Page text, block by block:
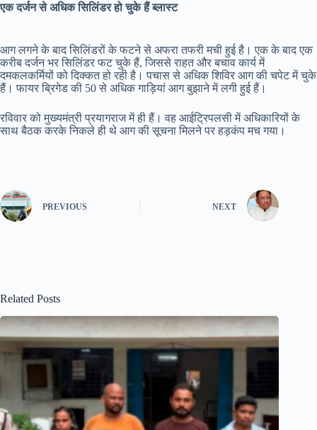
एक दर्जन से अधिक सिलिंडर हो चुके हैं ब्लास्ट
आग लगने के बाद सिलिंडरों के फटने से अफरा तफरी मची हुई है। एक के बाद एक
करीब दर्जन भर सिलिंडर फट चुके हैं, जिससे राहत और बचाव कार्य में
दमकलकर्मियों को दिक्कत हो रही है। पचास से अधिक शिविर आग की चपेट में चुके
हैं। फायर ब्रिगेड की 50 से अधिक गाड़ियां आग बुझाने में लगी हुई हैं।
रविवार को मुख्यमंत्री प्रयागराज में ही हैं। वह आईट्रिपलसी में अधिकारियों के
साथ बैठक करके निकले ही थे आग की सूचना मिलने पर हड़कंप मच गया।
PREVIOUS NEXT
Related Posts